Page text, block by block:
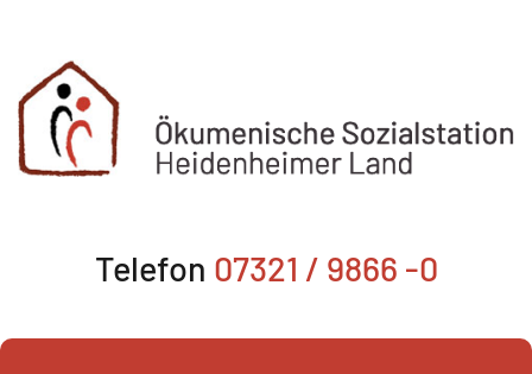
Inhalt
springen
Telefon 07321 / 9866 -0